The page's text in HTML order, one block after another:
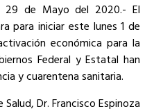
29 de Mayo del 2020.- El
para iniciar este lunes 1 de
económica para la
Federal y Estatal han
y cuarentena sanitaria.
Dr. Francisco Espinoza